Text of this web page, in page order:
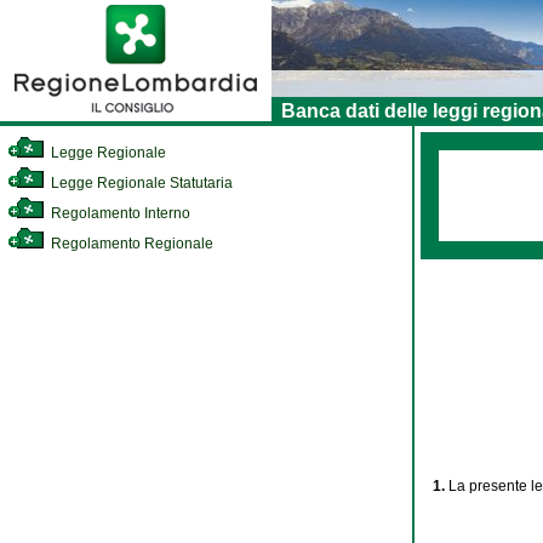
Banca dati delle leggi
Legge Regionale
Legge Regionale Statutaria
Regolamento Interno
Regolamento Regionale
1. La presente